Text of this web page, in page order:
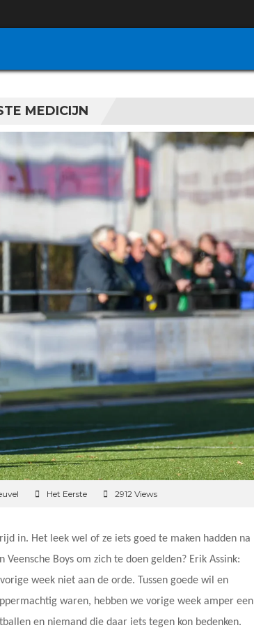
MEDICIJN
Het Eerste 2912 Views
in. Het leek wel of ze iets goed te maken hadden na
Boys om zich te doen gelden? Erik Assink:
week niet aan de orde. Tussen goede wil en
waren, hebben we vorige week amper een
en niemand die daar iets tegen kon bedenken.